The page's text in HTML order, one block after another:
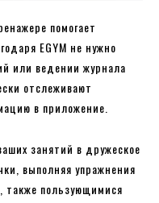
помогает
EGYM не нужно
или ведении журнала
отслеживают
в приложение.
занятий в дружеское
выполняя упражнения
также пользующимися